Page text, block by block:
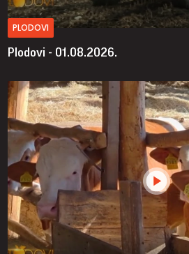
PLODOVI
Plodovi - 01.08.2026.